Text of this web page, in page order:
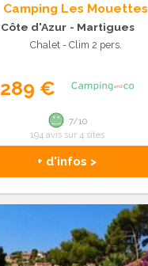
Camping Les Mouettes
Côte d'Azur - Martigues
Chalet - Clim 2 pers.
289 €
+ d'infos >
7/10
194 avis sur 4 sites